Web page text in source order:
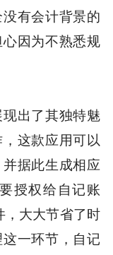
有会计背景的
因为不熟悉规
出了其独特魅
这款应用可以
据此生成相应
授权给自记账
，大大节省了时
一环节，自记